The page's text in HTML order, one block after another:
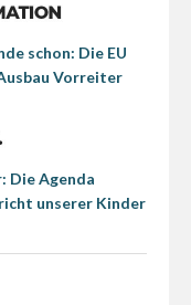
schon: Die EU
Vorreiter
Die Agenda
unserer Kinder